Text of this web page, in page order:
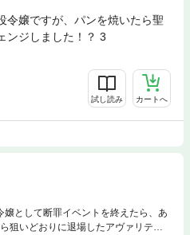
令嬢ですが、パンを焼いたら聖
ンジしました！？ 3
試し読み カートへ
として断罪イベントを終えたら、あ
狙いどおりに退場したアヴァリティ